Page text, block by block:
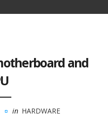
and
in HARDWARE